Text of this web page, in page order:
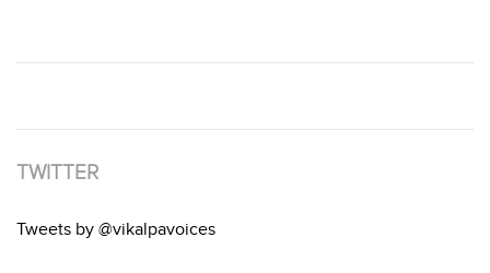
TWITTER
Tweets by @vikalpavoices